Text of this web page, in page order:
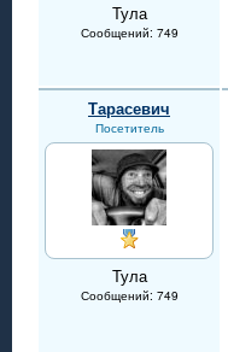
Тула
Сообщений: 749
Тарасевич
Посетитель
Тула
Сообщений: 749